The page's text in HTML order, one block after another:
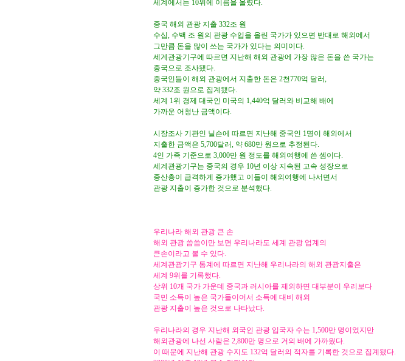
세계에서는 10위에 이름을 올렸다.
중국 해외 관광 지출 332조 원
수십, 수백 조 원의 관광 수입을 올린 국가가 있으면 반대로 해외에서
그만큼 돈을 많이 쓰는 국가가 있다는 의미이다.
세계관광기구에 따르면 지난해 해외 관광에 가장 많은 돈을 쓴 국가는
중국으로 조사됐다.
중국인들이 해외 관광에서 지출한 돈은 2천770억 달러,
약 332조 원으로 집계됐다.
세계 1위 경제 대국인 미국의 1,440억 달러와 비교해 배에
가까운 어청난 금액이다.
시장조사 기관인 닐슨에 따르면 지난해 중국인 1명이 해외에서
지출한 금액은 5,700달러, 약 680만 원으로 추정된다.
4인 가족 기준으로 3,000만 원 정도를 해외여행에 쓴 셈이다.
세계관광기구는 중국의 경우 10년 이상 지속된 고속 성장으로
중산층이 급격하게 증가했고 이들이 해외여행에 나서면서
관광 지출이 증가한 것으로 분석했다.
우리나라 해외 관광 큰 손
해외 관광 씀씀이만 보면 우리나라도 세계 관광 업계의
큰손이라고 볼 수 있다.
세계관광기구 통계에 따르면 지난해 우리나라의 해외 관광지출은
세계 9위를 기록했다.
상위 10개 국가 가운데 중국과 러시아를 제외하면 대부분이 우리보다
국민 소득이 높은 국가들이어서 소득에 대비 해외
관광 지출이 높은 것으로 나타났다.
우리나라의 경우 지난해 외국인 관광 입국자 수는 1,500만 명이었지만
해외관광에 나선 사람은 2,800만 명으로 거의 배에 가까웠다.
이 때문에 지난해 관광 수지도 132억 달러의 적자를 기록한 것으로 집계됐다.